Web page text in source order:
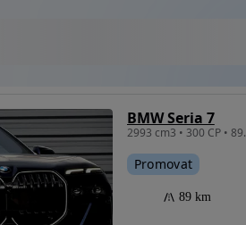
BMW Seria 7
Promovat
89 km